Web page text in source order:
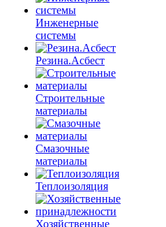
Инженерные
системы
Резина.Асбест
Строительные
материалы
Смазочные
материалы
Теплоизоляция
Хозяйственные